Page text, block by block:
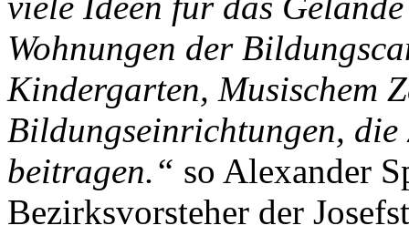
Wohnungen der
Kindergarten, Musischem
Bildungseinrichtungen, die
beitragen.“ so Alexander
Bezirksvorsteher der